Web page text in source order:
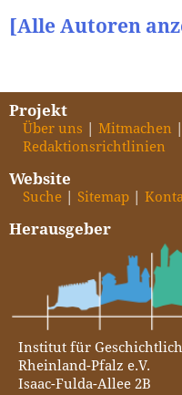
[Alle Autoren
Projekt
Über uns Mitmachen
Redaktionsrichtlinien
Website
Suche Sitemap
Herausgeber
Institut für
Rheinland-Pfalz e.V.
Isaac-Fulda-Allee 2B